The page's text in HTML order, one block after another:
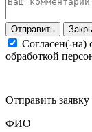
Согласен(-на)
обработкой
Отправить заявку
ФИО